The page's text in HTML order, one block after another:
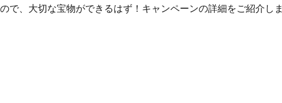
で、大切な宝物ができるはず！キャンペーンの詳細をご紹介しま